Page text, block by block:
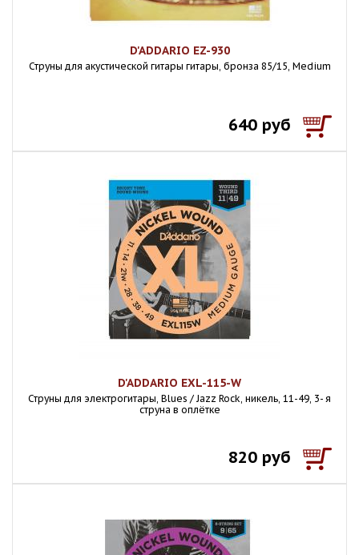
D'ADDARIO EZ-930
Струны для акустической гитары гитары, бронза 85/15, Medium
640 руб
D'ADDARIO EXL-115-W
Струны для электрогитары, Blues / Jazz Rock, никель, 11-49, 3- я
струна в оплётке
820 руб